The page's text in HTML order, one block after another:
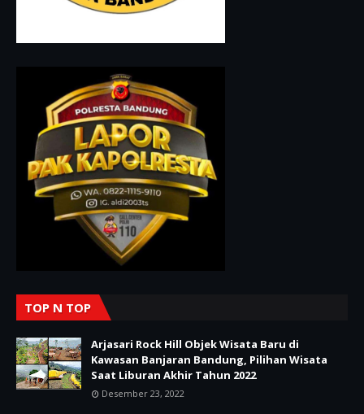
TOP N TOP
Arjasari Rock Hill Objek Wisata Baru di
Kawasan Banjaran Bandung, Pilihan Wisata
Saat Liburan Akhir Tahun 2022
Desember 23, 2022